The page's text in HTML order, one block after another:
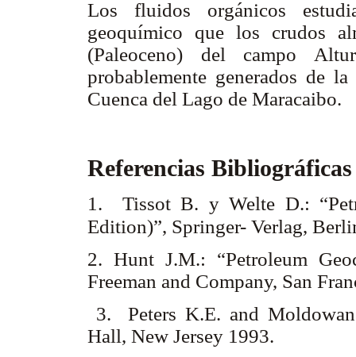
Los fluidos orgánicos
geoquímico que los crudos
(Paleoceno) del campo
probablemente generados de
Cuenca del Lago de Maracaibo.
Referencias
1. Tissot B. y Welte D.:
Edition)”, Springer- Verlag,
2. Hunt J.M.: “Petroleum
Freeman and Company, San
3. Peters K.E. and
Hall, New Jersey 1993.